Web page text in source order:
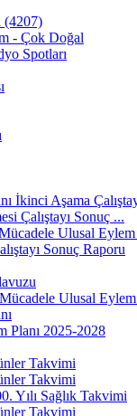
(4207)
- Çok Doğal
Spotları
İkinci Aşama
Çalıştayı Sonuç ...
Ulusal Eylem
Sonuç Raporu
Ulusal
Planı 2025-2028
Takvimi
Takvimi
Yılı Sağlık Takvimi
Takvimi